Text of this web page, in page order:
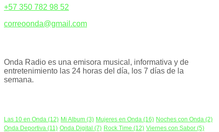
+57 350 782 98 52
correoonda@gmail.com
Onda Radio es una emisora musical, informativa y de
entretenimiento las 24 horas del día, los 7 días de la
semana.
Las 10 en Onda (12) Mi Album (3) Mujeres en Onda (16) Noches con Onda (2)
Onda Deportiva (11) Onda Digital (7) Rock Time (12) Viernes con Sabor (5)